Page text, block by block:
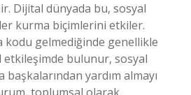
Dijital dünyada bu, sosyal
kurma biçimlerini etkiler.
kodu gelmediğinde genellikle
etkileşimde bulunur, sosyal
başkalarından yardım almayı